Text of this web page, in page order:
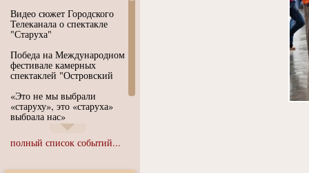
Видео сюжет Городского
Телеканала о спектакле
"Старуха"
Победа на Международном
фестивале камерных
спектаклей "Островский
«Это не мы выбрали
«старуху», это «старуха»
выбрала нас»
Иммерсивный спектакль
"Язык чистого полета
полный список событий...